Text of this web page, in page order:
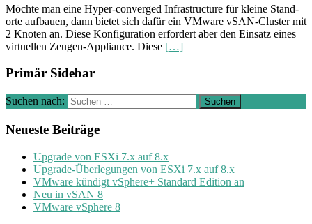
Möchte man eine Hyper-converged Infra­structure für kleine Stand­
orte auf­bauen, dann bietet sich dafür ein VMware vSAN-Cluster mit
2 Knoten an. Diese Konfiguration erfordert aber den Einsatz eines
virtuellen Zeugen-Appliance. Diese […]
Primär Sidebar
Suchen nach:
Neueste Beiträge
Upgrade von ESXi 7.x auf 8.x
Upgrade-Überlegungen von ESXi 7.x auf 8.x
VMware kündigt vSphere+ Standard Edition an
Neu in vSAN 8
VMware vSphere 8